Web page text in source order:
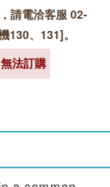
請電洽客服 02-
130、131]。
無法訂購